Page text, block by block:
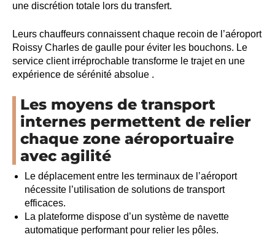
une discrétion totale lors du transfert.
Leurs chauffeurs connaissent chaque recoin de l’aéroport
Roissy Charles de gaulle pour éviter les bouchons. Le
service client irréprochable transforme le trajet en une
expérience de sérénité absolue .
Les moyens de transport
internes permettent de relier
chaque zone aéroportuaire
avec agilité
Le déplacement entre les terminaux de l’aéroport
nécessite l’utilisation de solutions de transport
efficaces.
La plateforme dispose d’un système de navette
automatique performant pour relier les pôles.